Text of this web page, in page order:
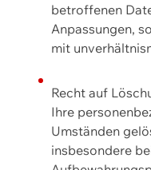
betroffenen
Anpassungen,
mit
Recht auf
Ihre
Umständen
insbesondere